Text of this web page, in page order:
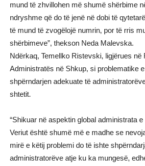
mund të zhvillohen më shumë shërbime
ndryshme që do të jenë në dobi të
të mund të zvogëlojë numrin, por të rris
shërbimeve”, thekson Neda Malevska.
Ndërkaq, Temellko Ristevski, ligjërues në
Administratës në Shkup, si problematike
shpërndarjen adekuate të
shtetit.
“Shikuar në aspektin global administrata
Veriut është shumë më e madhe se
mirë e këtij problemi do të ishte
administratorëve atje ku ka mungesë,